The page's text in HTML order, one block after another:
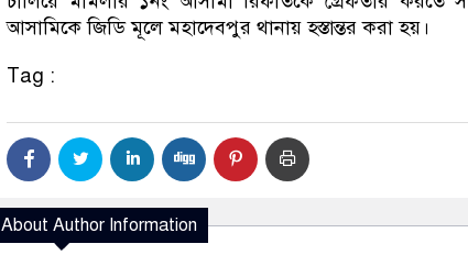
আসামিকে জিডি মূলে মহাদেবপুর থানায় হস্তান্তর করা হয়।
Tag :
About Author Information